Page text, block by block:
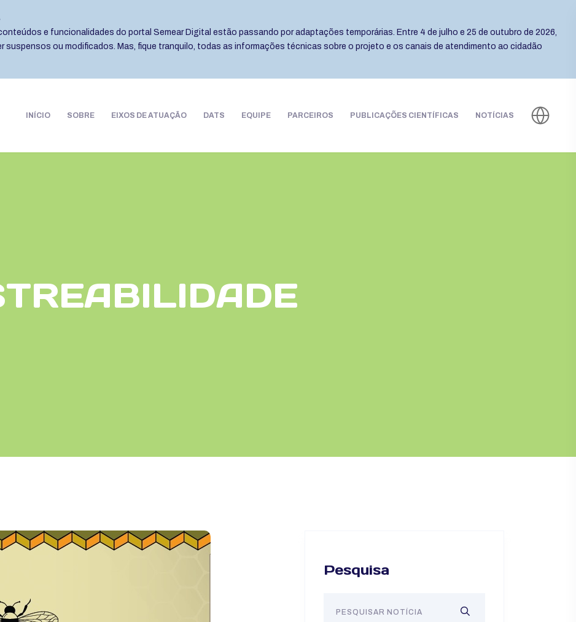
e funcionalidades do portal Semear Digital estão passando por adaptações temporárias. Entre 4 de julho e 25 de outubro de 2026,
ou modificados. Mas, fique tranquilo, todas as informações técnicas sobre o projeto e os canais de atendimento ao cidadão
INÍCIO SOBRE EIXOS DE ATUAÇÃO DATS EQUIPE PARCEIROS PUBLICAÇÕES CIENTÍFICAS NOTÍCIAS
Pesquisa